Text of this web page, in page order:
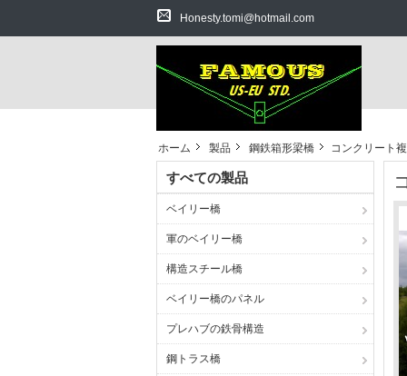
Honesty.tomi@hotmail.com
ホーム 製品 鋼鉄箱形梁橋 コンクリート
すべての製品
ベイリー橋
軍のベイリー橋
構造スチール橋
ベイリー橋のパネル
プレハブの鉄骨構造
鋼トラス橋